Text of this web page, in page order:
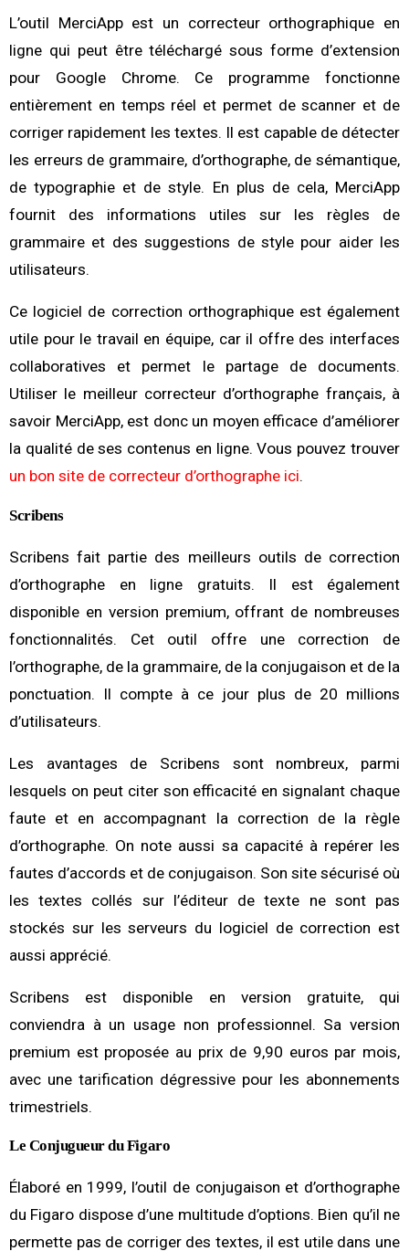
L’outil MerciApp est un correcteur orthographique en
ligne qui peut être téléchargé sous forme d’extension
pour Google Chrome. Ce programme fonctionne
entièrement en temps réel et permet de scanner et de
corriger rapidement les textes. Il est capable de détecter
les erreurs de grammaire, d’orthographe, de sémantique,
de typographie et de style. En plus de cela, MerciApp
fournit des informations utiles sur les règles de
grammaire et des suggestions de style pour aider les
utilisateurs.
Ce logiciel de correction orthographique est également
utile pour le travail en équipe, car il offre des interfaces
collaboratives et permet le partage de documents.
Utiliser le meilleur correcteur d’orthographe français, à
savoir MerciApp, est donc un moyen efficace d’améliorer
la qualité de ses contenus en ligne. Vous pouvez trouver
un bon site de correcteur d’orthographe ici.
Scribens
Scribens fait partie des meilleurs outils de correction
d’orthographe en ligne gratuits. Il est également
disponible en version premium, offrant de nombreuses
fonctionnalités. Cet outil offre une correction de
l’orthographe, de la grammaire, de la conjugaison et de la
ponctuation. Il compte à ce jour plus de 20 millions
d’utilisateurs.
Les avantages de Scribens sont nombreux, parmi
lesquels on peut citer son efficacité en signalant chaque
faute et en accompagnant la correction de la règle
d’orthographe. On note aussi sa capacité à repérer les
fautes d’accords et de conjugaison. Son site sécurisé où
les textes collés sur l’éditeur de texte ne sont pas
stockés sur les serveurs du logiciel de correction est
aussi apprécié.
Scribens est disponible en version gratuite, qui
conviendra à un usage non professionnel. Sa version
premium est proposée au prix de 9,90 euros par mois,
avec une tarification dégressive pour les abonnements
trimestriels.
Le Conjugueur du Figaro
Élaboré en 1999, l’outil de conjugaison et d’orthographe
du Figaro dispose d’une multitude d’options. Bien qu’il ne
permette pas de corriger des textes, il est utile dans une